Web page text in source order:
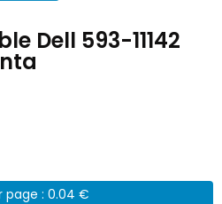
Dell 593-11142
page : 0.04 €